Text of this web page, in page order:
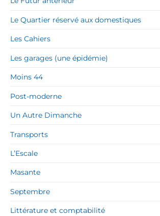
Le Quartier réservé aux domestiques
Les Cahiers
Les garages (une épidémie)
Moins 44
Post-moderne
Un Autre Dimanche
Transports
L’Escale
Masante
Septembre
Littérature et comptabilité